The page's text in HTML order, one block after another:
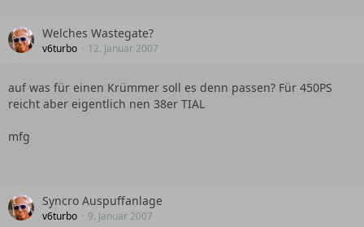
Welches Wastegate?
v6turbo 12. Januar 2007
auf was für einen Krümmer soll es denn passen? Für 450PS
reicht aber eigentlich nen 38er TIAL
mfg
Syncro Auspuffanlage
v6turbo 9. Januar 2007